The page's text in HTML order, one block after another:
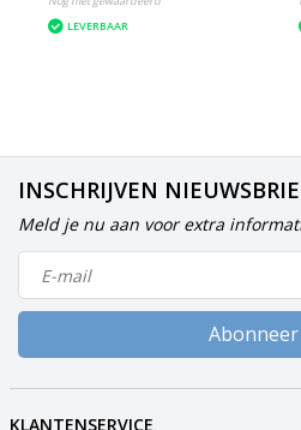
LEVERBAAR
INSCHRIJVEN
Meld je nu aan voor extra
Abonneer
KLANTENSERVICE